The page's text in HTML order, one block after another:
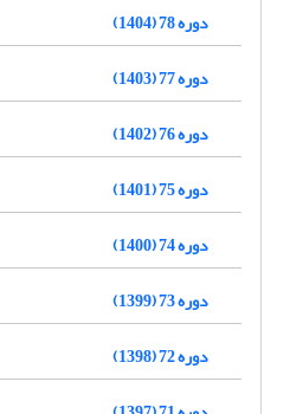
دوره 78 (1404)
دوره 77 (1403)
دوره 76 (1402)
دوره 75 (1401)
دوره 74 (1400)
دوره 73 (1399)
دوره 72 (1398)